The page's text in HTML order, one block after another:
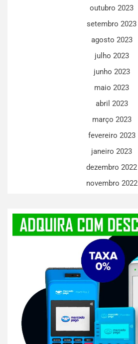
outubro 2023
setembro 2023
agosto 2023
julho 2023
junho 2023
maio 2023
abril 2023
março 2023
fevereiro 2023
janeiro 2023
dezembro 2022
novembro 2022